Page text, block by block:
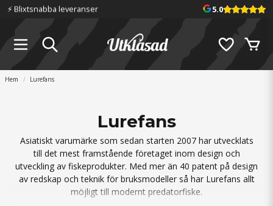
⚡️ Blixtsnabba leveranser 5.0
Hem Lurefans
Lurefans
Asiatiskt varumärke som sedan starten 2007 har utvecklats
till det mest framstående företaget inom design och
utveckling av fiskeprodukter. Med mer än 40 patent på design
av redskap och teknik för bruksmodeller så har Lurefans allt
möjligt till modernt predatorfiske.